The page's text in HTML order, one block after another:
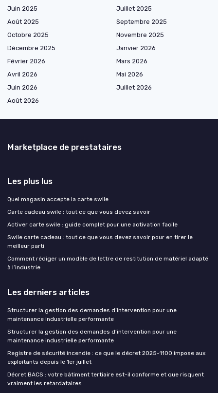
Juin 2025
Juillet 2025
Août 2025
Septembre 2025
Octobre 2025
Novembre 2025
Décembre 2025
Janvier 2026
Février 2026
Mars 2026
Avril 2026
Mai 2026
Juin 2026
Juillet 2026
Août 2026
Marketplace de prestataires
Les plus lus
Quel magasin accepte la carte swile
Carte cadeau swile : tout ce que vous devez savoir
Activer carte swile : guide complet pour une activation facile
Swile carte cadeau : tout ce que vous devez savoir pour en tirer le
meilleur parti
Comment rédiger un modèle de lettre de restitution de matériel adapté
à l’industrie
Les derniers articles
Structurer la gestion des demandes d’intervention pour une
maintenance industrielle performante
Structurer la gestion des demandes d’intervention pour une
maintenance industrielle performante
Registre de sécurité incendie : ce que le décret 2025-1100 impose aux
exploitants depuis le 1er juillet
Décret BACS : votre bâtiment tertiaire est-il conforme et que risquent
vraiment les retardataires